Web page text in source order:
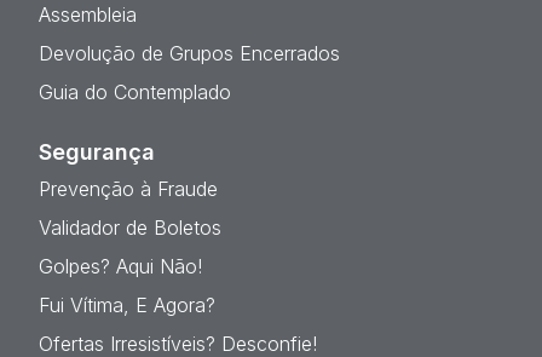
Assembleia
Devolução de Grupos Encerrados
Guia do Contemplado
Segurança
Prevenção à Fraude
Validador de Boletos
Golpes? Aqui Não!
Fui Vítima, E Agora?
Ofertas Irresistíveis? Desconfie!